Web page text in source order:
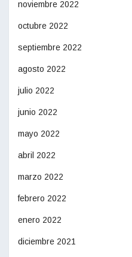
noviembre 2022
octubre 2022
septiembre 2022
agosto 2022
julio 2022
junio 2022
mayo 2022
abril 2022
marzo 2022
febrero 2022
enero 2022
diciembre 2021